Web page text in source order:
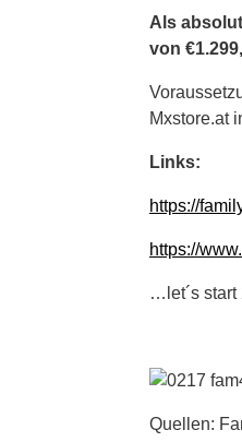
Als
von
Mxstore.at
Links:
https://
https://
…let´s start
Quellen: